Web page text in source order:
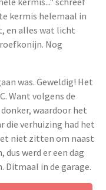
kermis helemaal in
en alles wat licht
Nog
was. Geweldig! Het
Want volgens de
waardoor het
die verhuizing had het
niet zitten om naast
werd er een dag
Ditmaal in de garage.